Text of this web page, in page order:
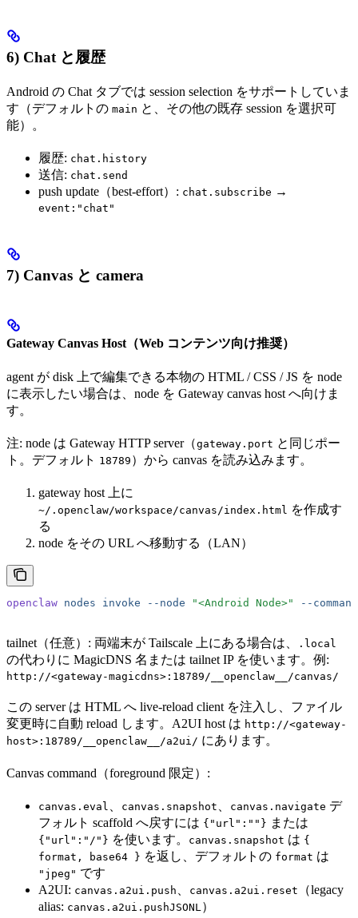
6) Chat と履歴
Android の Chat タブでは session selection をサポートしていま
す（デフォルトの main と、その他の既存 session を選択可
能）。
履歴: chat.history
送信: chat.send
push update（best-effort）: chat.subscribe →
event:"chat"
7) Canvas と camera
Gateway Canvas Host（Web コンテンツ向け推奨）
agent が disk 上で編集できる本物の HTML / CSS / JS を node
に表示したい場合は、node を Gateway canvas host へ向けま
す。
注: node は Gateway HTTP server（gateway.port と同じポー
ト。デフォルト 18789 ）から canvas を読み込みます。
gateway host 上に
~/.openclaw/workspace/canvas/index.html を作成す
る
node をその URL へ移動する（LAN）
openclaw nodes invoke --node "<Android Node>" --command
tailnet（任意）: 両端末が Tailscale 上にある場合は、 .local
の代わりに MagicDNS 名または tailnet IP を使います。例:
http://<gateway-magicdns>:18789/__openclaw__/canvas/
この server は HTML へ live-reload client を注入し、ファイル
変更時に自動 reload します。A2UI host は http://<gateway-
host>:18789/__openclaw__/a2ui/ にあります。
Canvas command（foreground 限定）:
canvas.eval canvas.snapshot canvas.navigate デ
フォルト scaffold へ戻すには {"url":""} または
{"url":"/"} を使います。 canvas.snapshot は {
format, base64 } を返し、デフォルトの format は
"jpeg" です
A2UI: canvas.a2ui.push canvas.a2ui.reset
（legacy
alias: canvas.a2ui.pushJSONL ）